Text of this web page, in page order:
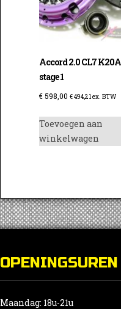
Accord 2.0 CL7 K20A
stage 1
€ 598,00 €494,21 ex. BTW
Toevoegen aan
winkelwagen
OPENINGSUREN
Maandag: 18u-21u